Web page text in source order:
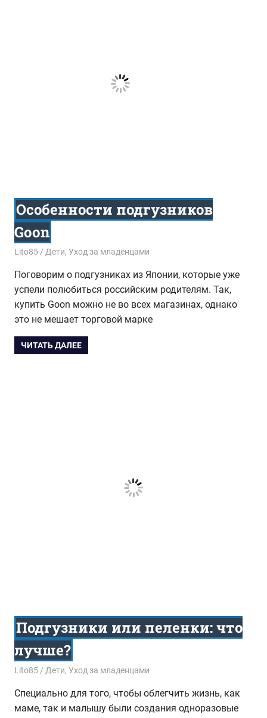
Особенности подгузников
Goon
19.11.2017
Lito85 Дети, Уход за младенцами
Поговорим о подгузниках из Японии, которые уже
успели полюбиться российским родителям. Так,
купить Goon можно не во всех магазинах, однако
это не мешает торговой марке
ЧИТАТЬ ДАЛЕЕ
Подгузники или пеленки: что
лучше?
17.11.2017
Lito85 Дети, Уход за младенцами
Специально для того, чтобы облегчить жизнь, как
маме, так и малышу были создания одноразовые